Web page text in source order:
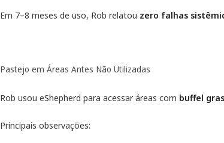
Em 7–8 meses de uso, Rob relatou zero falhas
Pastejo em Áreas Antes Não Utilizadas
Rob usou eShepherd para acessar áreas com buffel
Principais observações: